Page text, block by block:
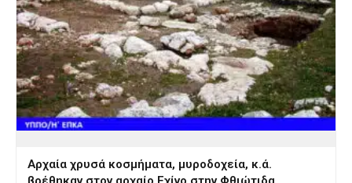
Αρχαία χρυσά κοσμήματα, μυροδοχεία, κ.ά.